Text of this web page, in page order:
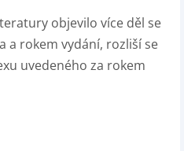
objevilo více děl se
a rokem vydání, rozliší se
uvedeného za rokem